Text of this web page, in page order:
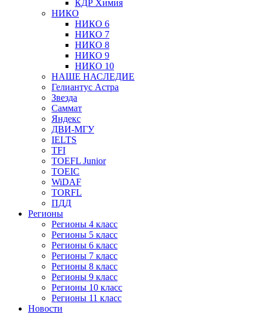
КДР Химия
НИКО
НИКО 6
НИКО 7
НИКО 8
НИКО 9
НИКО 10
НАШЕ НАСЛЕДИЕ
Гелиантус Астра
Звезда
Саммат
Яндекс
ДВИ-МГУ
IELTS
TFI
TOEFL Junior
TOEIC
WiDAF
TORFL
ПДД
Регионы
Регионы 4 класс
Регионы 5 класс
Регионы 6 класс
Регионы 7 класс
Регионы 8 класс
Регионы 9 класс
Регионы 10 класс
Регионы 11 класс
Новости